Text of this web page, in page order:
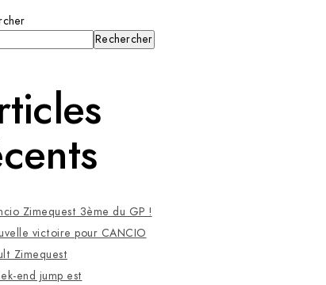
Rechercher
Zimequest 3ème du GP !
victoire pour CANCIO
Zimequest
end jump est